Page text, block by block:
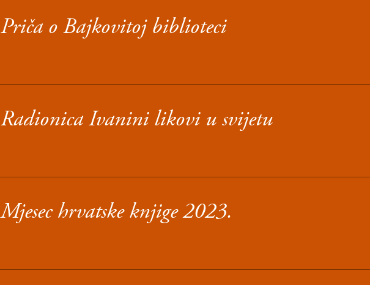
Priča o Bajkovitoj biblioteci
Radionica Ivanini likovi u svijetu
Mjesec hrvatske knjige 2023.